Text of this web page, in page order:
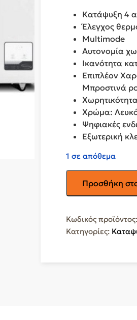
Κατάψυξη 4
Έλεγχος
Multimode
Αυτονομία
Ικανότητα
Επιπλέον
Μπροστινά
Χρώμα:
Ψηφιακές
Εξωτερική
1 σε απόθεμα
Καταψύκτης
CF500PS
ποσότητα
Προσθήκη
Κωδικός προϊόντος:
Κατηγορίες: